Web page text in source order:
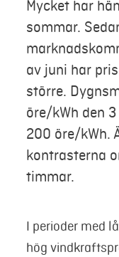
Mycket har
sommar.
av juni har
större.
öre/kWh den
200 öre/kWh.
kontrasterna
timmar.
I perioder med
hög